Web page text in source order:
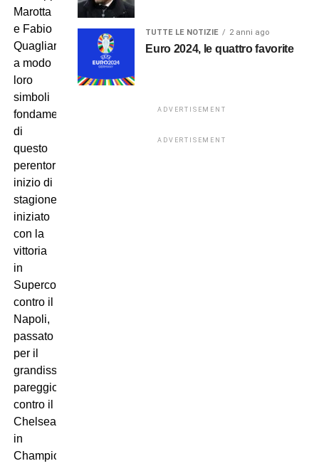
Marotta
e Fabio
Quagliarella,
a modo
loro
simboli
fondamentali
di
questo
perentorio
inizio di
stagione,
iniziato
con la
vittoria
in
Supercoppa
contro il
Napoli,
passato
per il
grandissimo
pareggio
contro il
Chelsea
in
Champions
TUTTE LE NOTIZIE 2 anni ago
Euro 2024, le quattro favorite
ADVERTISEMENT
ADVERTISEMENT